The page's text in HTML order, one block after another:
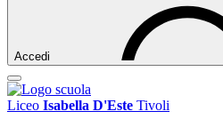
Accedi
Liceo Isabella D'Este Tivoli